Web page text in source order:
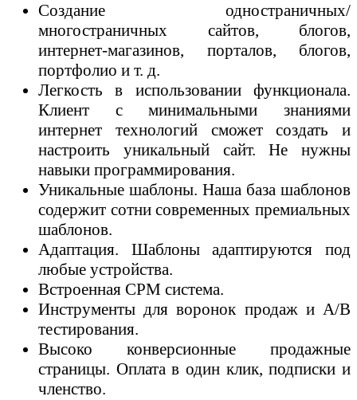
Создание одностраничных/
многостраничных сайтов, блогов,
интернет-магазинов, порталов, блогов,
портфолио и т. д.
Легкость в использовании функционала.
Клиент с минимальными знаниями
интернет технологий сможет создать и
настроить уникальный сайт. Не нужны
навыки программирования.
Уникальные шаблоны. Наша база шаблонов
содержит сотни современных премиальных
шаблонов.
Адаптация. Шаблоны адаптируются под
любые устройства.
Встроенная СРМ система.
Инструменты для воронок продаж и A/B
тестирования.
Высоко конверсионные продажные
страницы. Оплата в один клик, подписки и
членство.